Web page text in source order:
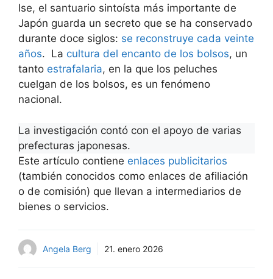
Ise, el santuario sintoísta más importante de
Japón guarda un secreto que se ha conservado
durante doce siglos: se reconstruye cada veinte
años. La cultura del encanto de los bolsos, un
tanto estrafalaria, en la que los peluches
cuelgan de los bolsos, es un fenómeno
nacional.
La investigación contó con el apoyo de varias
prefecturas japonesas.
Este artículo contiene enlaces publicitarios
(también conocidos como enlaces de afiliación
o de comisión) que llevan a intermediarios de
bienes o servicios.
Angela Berg 21. enero 2026